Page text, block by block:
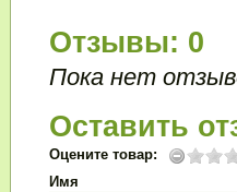
Отзывы: 0
Пока нет
Оставить
Оцените товар:
Имя